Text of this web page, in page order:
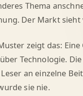
Thema
Der Markt
zeigt das:
Technologie.
an einzelne
sie nie.